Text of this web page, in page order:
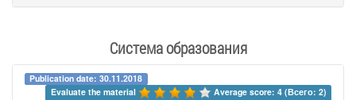
Система образования
Publication date: 30.11.2018
Evaluate the material
Average score: 4 (Всего: 2)